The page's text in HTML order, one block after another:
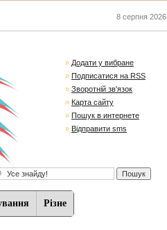
8 серпня 2026
» Додати у вибране
» Подписатися на RSS
» Зворотній зв'язок
» Карта сайту
» Пошук в интернете
» Відправити sms
Різне